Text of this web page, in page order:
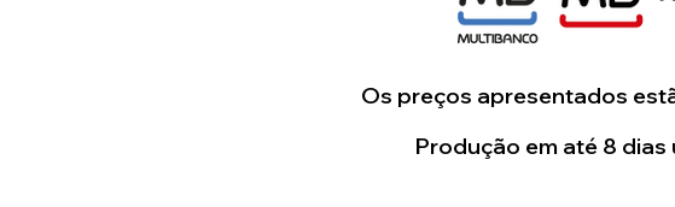
Os preços apresentados
Produção em até 8